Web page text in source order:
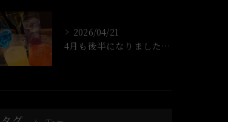
2026/04/21
4月も後半になりましたね!